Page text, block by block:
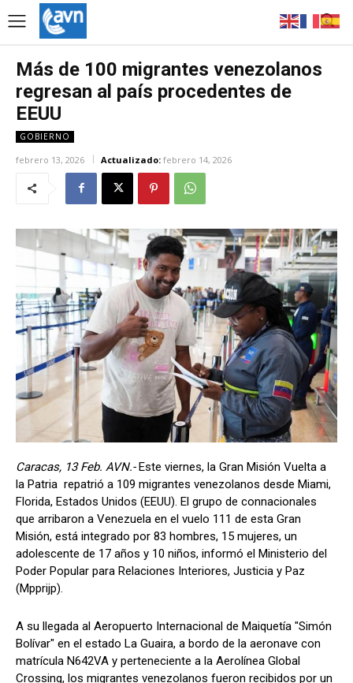
Más de 100 migrantes venezolanos
regresan al país procedentes de
EEUU
GOBIERNO
febrero 13, 2026 Actualizado: febrero 14, 2026
Caracas, 13 Feb. AVN.-Este viernes, la Gran Misión Vuelta a
la Patria repatrió a 109 migrantes venezolanos desde Miami,
Florida, Estados Unidos (EEUU). El grupo de connacionales
que arribaron a Venezuela en el vuelo 111 de esta Gran
Misión, está integrado por 83 hombres, 15 mujeres, un
adolescente de 17 años y 10 niños, informó el Ministerio del
Poder Popular para Relaciones Interiores, Justicia y Paz
(Mpprijp).
A su llegada al Aeropuerto Internacional de Maiquetía "Simón
Bolívar" en el estado La Guaira, a bordo de la aeronave con
matrícula N642VA y perteneciente a la Aerolínea Global
Crossing, los migrantes venezolanos fueron recibidos por un